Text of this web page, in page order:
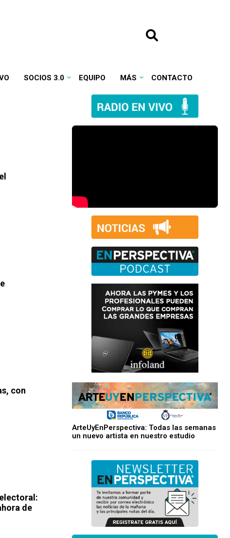
SOCIOS 3.0 EQUIPO MÁS CONTACTO
con
de
ArteUyEnPerspectiva: Todas las semanas
un nuevo artista en nuestro estudio